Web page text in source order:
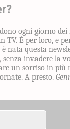
ogni giorno dei
TV. È per loro, e
nata questa
senza invadere la
un sorriso in più
A presto.